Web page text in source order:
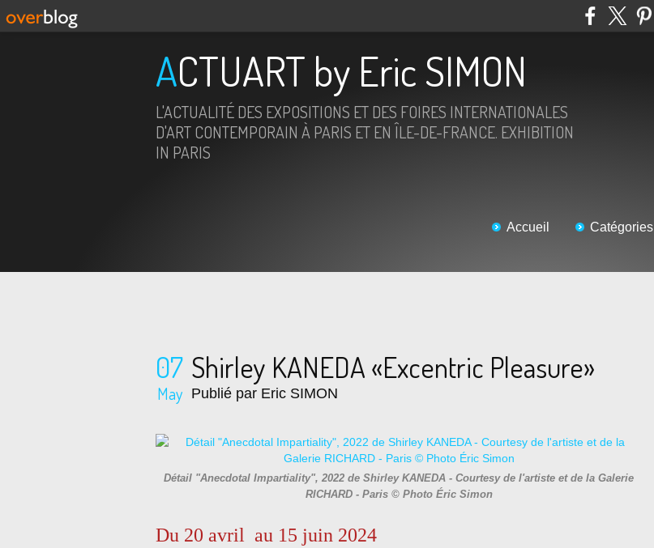
ACTUART by Eric SIMON
L'ACTUALITÉ DES EXPOSITIONS ET DES FOIRES INTERNATIONALES
D'ART CONTEMPORAIN À PARIS ET EN ÎLE-DE-FRANCE. EXHIBITION
IN PARIS
Accueil Catégories
07
May
Shirley KANEDA «Excentric Pleasure»
Publié par Eric SIMON
Détail "Anecdotal Impartiality", 2022 de Shirley KANEDA - Courtesy de l'artiste et de la Galerie
RICHARD - Paris © Photo Éric Simon
Du 20 avril au 15 juin 2024